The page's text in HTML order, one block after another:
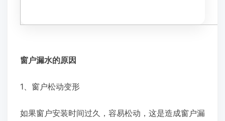
窗户漏水的原因
1、窗户松动变形
如果窗户安装时间过久，容易松动，这是造成窗户漏